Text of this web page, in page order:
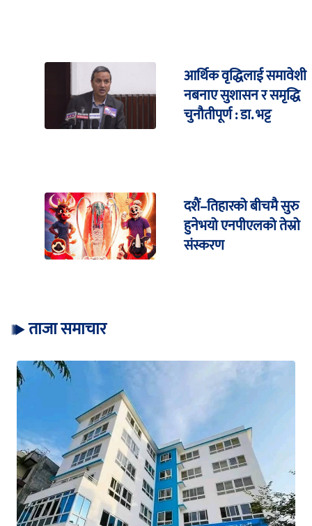
आर्थिक वृद्धिलाई समावेशी
नबनाए सुशासन र समृद्धि
चुनौतीपूर्ण : डा. भट्ट
दशैं–तिहारको बीचमै सुरु
हुनेभयो एनपीएलको तेस्रो
संस्करण
ताजा समाचार